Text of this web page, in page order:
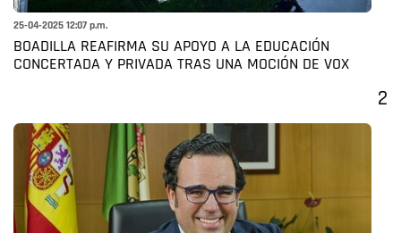
25-04-2025 12:07 p.m.
BOADILLA REAFIRMA SU APOYO A LA EDUCACIÓN
CONCERTADA Y PRIVADA TRAS UNA MOCIÓN DE VOX
2